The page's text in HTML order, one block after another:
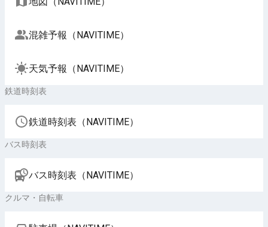
混雑予報（NAVITIME）
天気予報（NAVITIME）
鉄道時刻表
鉄道時刻表（NAVITIME）
バス時刻表
バス時刻表（NAVITIME）
クルマ・自転車